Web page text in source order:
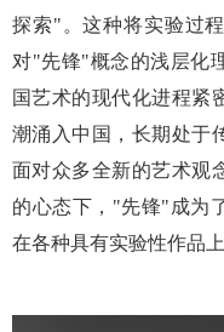
探索"。这种将实验过
对"先锋"概念的浅层化
国艺术的现代化进程紧
潮涌入中国，长期处于
面对众多全新的艺术观
的心态下，"先锋"成为
在各种具有实验性作品